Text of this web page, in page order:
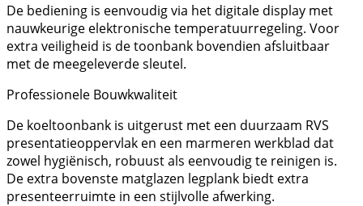
De bediening is eenvoudig via het digitale display met
nauwkeurige elektronische temperatuurregeling. Voor
extra veiligheid is de toonbank bovendien afsluitbaar
met de meegeleverde sleutel.
Professionele Bouwkwaliteit
De koeltoonbank is uitgerust met een duurzaam RVS
presentatieoppervlak en een marmeren werkblad dat
zowel hygiënisch, robuust als eenvoudig te reinigen is.
De extra bovenste matglazen legplank biedt extra
presenteerruimte in een stijlvolle afwerking.